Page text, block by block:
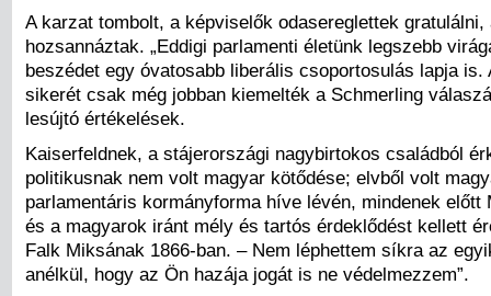
A karzat tombolt, a képviselők odasereglettek gratulálni,
hozsannáztak. „Eddigi parlamenti életünk legszebb
beszédet egy óvatosabb liberális csoportosulás lapja is.
sikerét csak még jobban kiemelték a Schmerling
lesújtó értékelések.
Kaiserfeldnek, a stájerországi nagybirtokos családból
politikusnak nem volt magyar kötődése; elvből volt
parlamentáris kormányforma híve lévén, mindenek előtt
és a magyarok iránt mély és tartós érdeklődést kellett
Falk Miksának 1866-ban. – Nem léphettem síkra az
anélkül, hogy az Ön hazája jogát is ne védelmezzem”.